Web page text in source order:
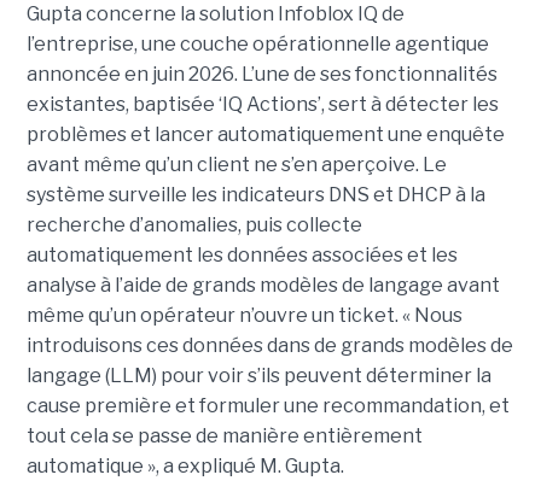
Gupta concerne la solution Infoblox IQ de
l’entreprise, une couche opérationnelle agentique
annoncée en juin 2026. L’une de ses fonctionnalités
existantes, baptisée ‘IQ Actions’, sert à détecter les
problèmes et lancer automatiquement une enquête
avant même qu’un client ne s’en aperçoive. Le
système surveille les indicateurs DNS et DHCP à la
recherche d’anomalies, puis collecte
automatiquement les données associées et les
analyse à l’aide de grands modèles de langage avant
même qu’un opérateur n’ouvre un ticket. « Nous
introduisons ces données dans de grands modèles de
langage (LLM) pour voir s’ils peuvent déterminer la
cause première et formuler une recommandation, et
tout cela se passe de manière entièrement
automatique », a expliqué M. Gupta.